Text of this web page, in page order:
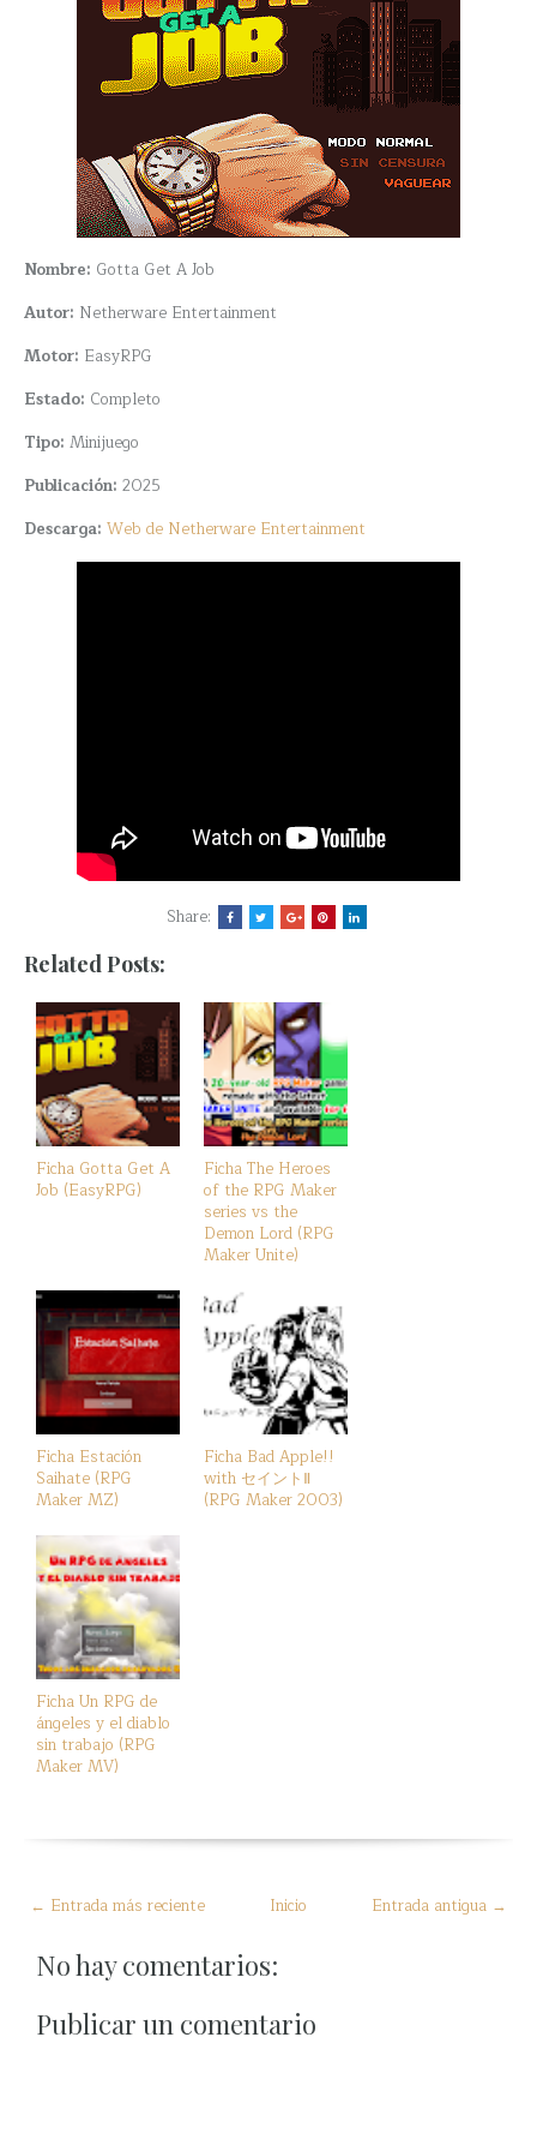
Nombre: Gotta Get A Job
Autor: Netherware Entertainment
Motor: EasyRPG
Estado: Completo
Tipo: Minijuego
Publicación: 2025
Descarga: Web de Netherware Entertainment
Share:
Related Posts:
Ficha Gotta Get A
Job (EasyRPG)
Ficha The Heroes
of the RPG Maker
series vs the
Demon Lord (RPG
Maker Unite)
Ficha Estación
Saihate (RPG
Maker MZ)
Ficha Bad Apple!!
with セイントⅡ
(RPG Maker 2003)
Ficha Un RPG de
ángeles y el diablo
sin trabajo (RPG
Maker MV)
← Entrada más reciente Entrada antigua →
Inicio
No hay comentarios:
Publicar un comentario